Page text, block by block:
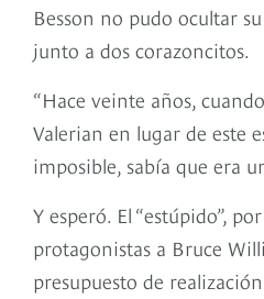
Besson no pudo ocultar
junto a dos corazoncitos.
“Hace veinte años,
Valerian en lugar de este
imposible, sabía que era
Y esperó. El “estúpido”,
protagonistas a Bruce
presupuesto de